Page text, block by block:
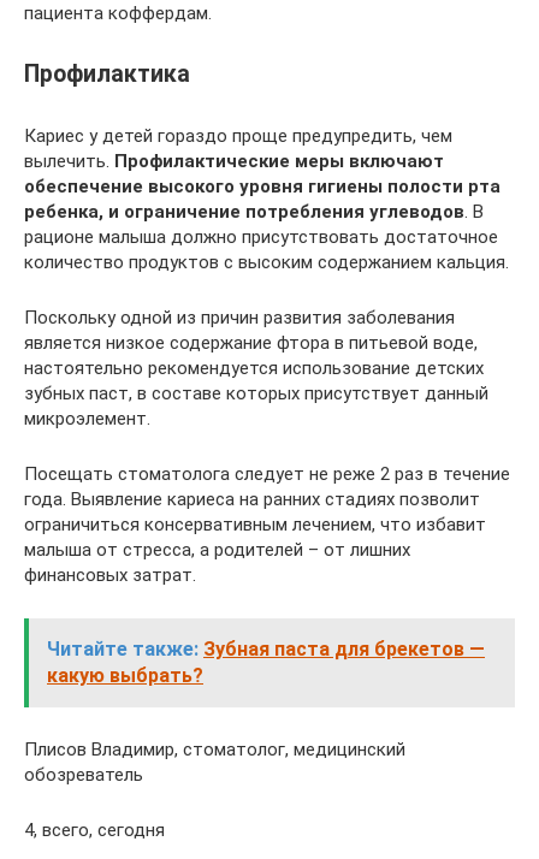
пациента коффердам.
Профилактика
Кариес у детей гораздо проще предупредить, чем
вылечить. Профилактические меры включают
обеспечение высокого уровня гигиены полости рта
ребенка, и ограничение потребления углеводов . В
рационе малыша должно присутствовать достаточное
количество продуктов с высоким содержанием кальция.
Поскольку одной из причин развития заболевания
является низкое содержание фтора в питьевой воде,
настоятельно рекомендуется использование детских
зубных паст, в составе которых присутствует данный
микроэлемент.
Посещать стоматолога следует не реже 2 раз в течение
года. Выявление кариеса на ранних стадиях позволит
ограничиться консервативным лечением, что избавит
малыша от стресса, а родителей – от лишних
финансовых затрат.
Читайте также: Зубная паста для брекетов —
какую выбрать?
Плисов Владимир, стоматолог, медицинский
обозреватель
4, всего, сегодня